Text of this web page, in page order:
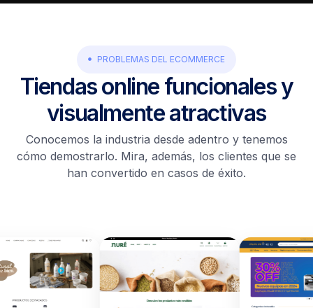
PROBLEMAS DEL ECOMMERCE
Tiendas online funcionales y
visualmente atractivas
Conocemos la industria desde adentro y tenemos
cómo demostrarlo. Mira, además, los clientes que se
han convertido en casos de éxito.​